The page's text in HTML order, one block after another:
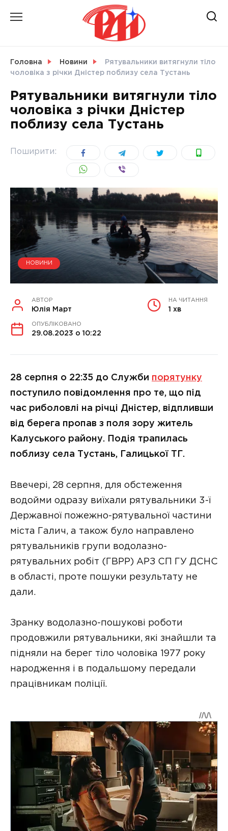
Головна Новини
Рятувальники витягнули тіло
чоловіка з річки Дністер поблизу села Тустань
Рятувальники витягнули тіло
чоловіка з річки Дністер
поблизу села Тустань
Поширити:
НОВИНИ
АВТОР
Юлія Март
НА ЧИТАННЯ
1 хв
ОПУБЛІКОВАНО
29.08.2023 о 10:22
28 серпня о 22:35 до Служби порятунку
поступило повідомлення про те, що під
час риболовлі на річці Дністер, відпливши
від берега пропав з поля зору житель
Калуського району. Подія трапилась
поблизу села Тустань, Галицької ТГ.
Ввечері, 28 серпня, для обстеження
водойми одразу виїхали рятувальники 3-ї
Державної пожежно-рятувальної частини
міста Галич, а також було направлено
рятувальників групи водолазно-
рятувальних робіт (ГВРР) АРЗ СП ГУ ДСНС
в області, проте пошуки результату не
дали.
Зранку водолазно-пошукові роботи
продовжили рятувальники, які знайшли та
підняли на берег тіло чоловіка 1977 року
народження і в подальшому передали
працівникам поліції.